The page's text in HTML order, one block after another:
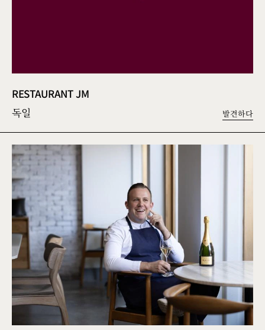
RESTAURANT JM
독일 발견하다